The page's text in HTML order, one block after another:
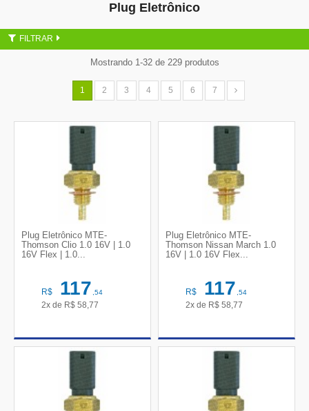
Plug Eletrônico
FILTRAR
Mostrando 1-32 de 229 produtos
1 2 3 4 5 6 7
Plug Eletrônico MTE-
Thomson Clio 1.0 16V | 1.0
16V Flex | 1.0...
R$ 117,54
2x de R$ 58,77
Plug Eletrônico MTE-
Thomson Nissan March 1.0
16V | 1.0 16V Flex...
R$ 117,54
2x de R$ 58,77